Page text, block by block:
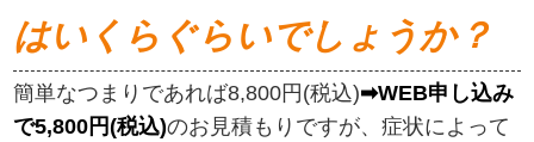
はいくらぐらいでしょうか？
簡単なつまりであれば8,800円(税込)➡WEB申し込み
で5,800円(税込)のお見積もりですが、症状によって